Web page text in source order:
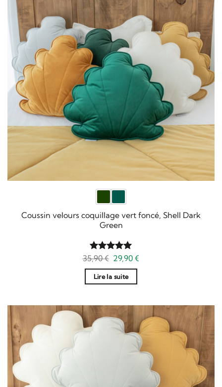
Coussin velours coquillage vert foncé, Shell Dark
Green
Note 5sur
35,90€ Le
initial
était :
29,90€
Lire la suite